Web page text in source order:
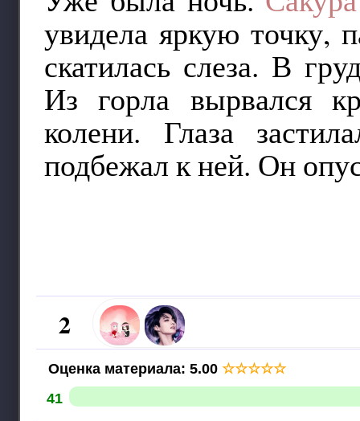
увидела яркую
скатилась слеза. В
Из горла вырвался
колени. Глаза
подбежал к ней. Он
2
Оценка материала: 5.00 ☆☆☆☆☆
41